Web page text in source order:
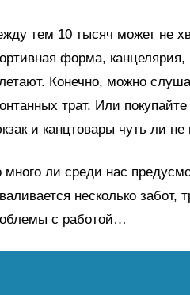
тем 10 тысяч может не
форма, канцелярия,
Конечно, можно
трат. Или
и канцтовары чуть ли
много ли среди нас
несколько
с работой…